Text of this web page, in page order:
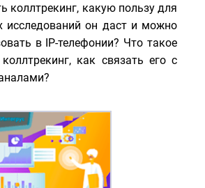
коллтрекинг, какую пользу для
исследований он даст и можно
в IP-телефонии? Что такое
как связать его с